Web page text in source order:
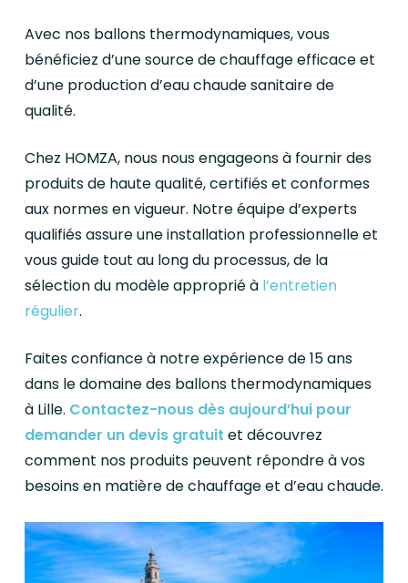
Avec nos ballons thermodynamiques, vous
bénéficiez d’une source de chauffage efficace et
d’une production d’eau chaude sanitaire de
qualité.
Chez HOMZA, nous nous engageons à fournir des
produits de haute qualité, certifiés et conformes
aux normes en vigueur. Notre équipe d’experts
qualifiés assure une installation professionnelle et
vous guide tout au long du processus, de la
sélection du modèle approprié àl’entretien
régulier.
Faites confiance à notre expérience de 15 ans
dans le domaine des ballons thermodynamiques
à Lille. Contactez-nous dès aujourd’hui pour
demander un devis gratuit et découvrez
comment nos produits peuvent répondre à vos
besoins en matière de chauffage et d’eau chaude.